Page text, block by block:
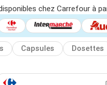
chez Carrefour à
Capsules Dosettes